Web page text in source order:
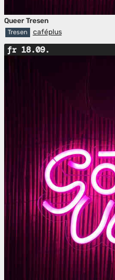
Queer Tresen
Tresen caféplus
fr 18.09.